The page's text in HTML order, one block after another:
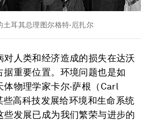
土耳其总理图尔格特·厄扎尔
对人类和经济造成的损失在达沃
据重要位置。环境问题也是如
体物理学家卡尔·萨根（Carl
高科技发展给环境和生命系统
些发展已成为我们繁荣与进步的